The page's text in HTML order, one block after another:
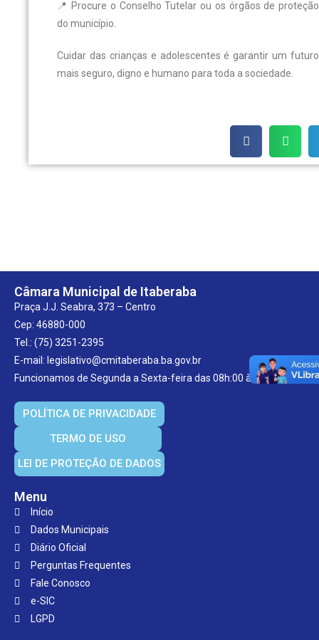
📍 Procure o Conselho Tutelar ou os órgãos de proteção
do município.
Cuidar das crianças e adolescentes é garantir um futuro
mais seguro, digno e humano para toda a sociedade.
Câmara Municipal de Itaberaba
Praça J.J. Seabra, 373 – Centro
Cep: 46880-000
Tel.: (75) 3251-2395
E-mail: legislativo@cmitaberaba.ba.gov.br
Funcionamos de Segunda a Sexta-feira das 08h:00 às 13h:00.
POLÍTICA DE PRIVACIDADE
TERMO DE USO
LEI DE PROTEÇÃO DE DADOS
Menu
Início
Dados Municipais
Diário Oficial
Perguntas Frequentes
Fale Conosco
e-SIC
LGPD